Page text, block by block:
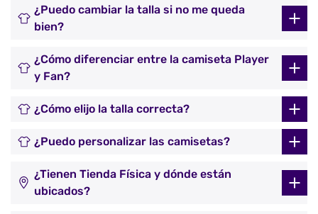
¿Puedo cambiar la talla si no me queda
bien?
¿Cómo diferenciar entre la camiseta Player
y Fan?
¿Cómo elijo la talla correcta?
¿Puedo personalizar las camisetas?
¿Tienen Tienda Física y dónde están
ubicados?